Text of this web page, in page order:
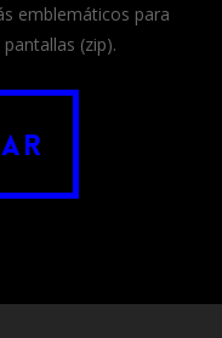
emblemáticos para
(zip).